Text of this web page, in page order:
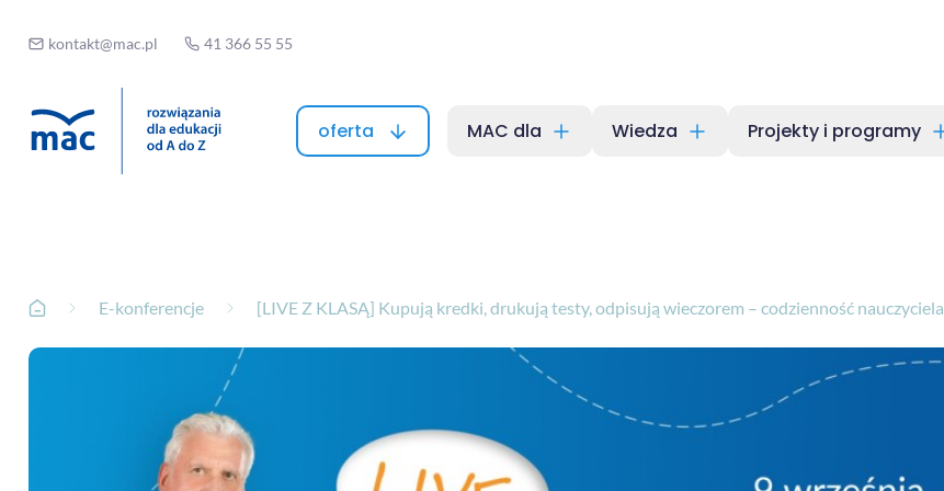
kontakt@mac.pl 41 366 55 55
oferta MAC dla Wiedza Projekty i programy
E-konferencje [LIVE Z KLASĄ] Kupują kredki, drukują testy, odpisują wieczorem – codzienność nauczyciela